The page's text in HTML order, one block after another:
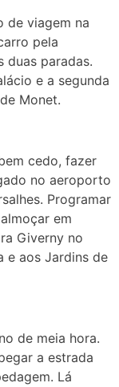
de viagem na
pela
duas paradas.
e a segunda
Monet.
cedo, fazer
no aeroporto
Programar
em
Giverny no
e aos Jardins de
de meia hora.
a estrada
Lá